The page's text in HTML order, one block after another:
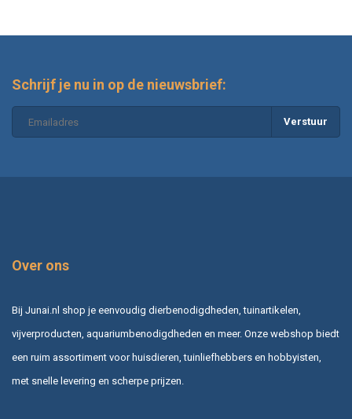
Schrijf je nu in op de nieuwsbrief:
Verstuur
Over ons
Bij Junai.nl shop je eenvoudig dierbenodigdheden, tuinartikelen,
vijverproducten, aquariumbenodigdheden en meer. Onze webshop biedt
een ruim assortiment voor huisdieren, tuinliefhebbers en hobbyisten,
met snelle levering en scherpe prijzen.